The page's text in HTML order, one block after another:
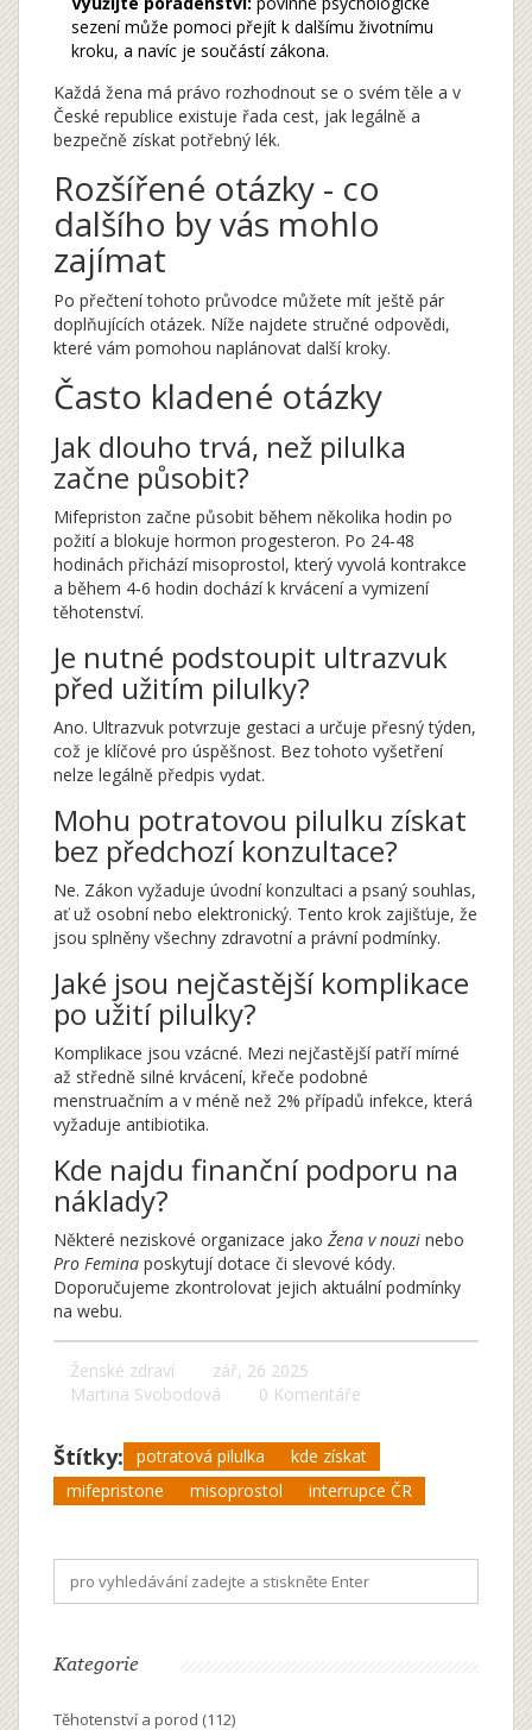
sezení může pomoci přejít k dalšímu životnímu
kroku, a navíc je součástí zákona.
Každá žena má právo rozhodnout se o svém těle a v
České republice existuje řada cest, jak legálně a
bezpečně získat potřebný lék.
Rozšířené otázky - co
dalšího by vás mohlo
zajímat
Po přečtení tohoto průvodce můžete mít ještě pár
doplňujících otázek. Níže najdete stručné odpovědi,
které vám pomohou naplánovat další kroky.
Často kladené otázky
Jak dlouho trvá, než pilulka
začne působit?
Mifepriston začne působit během několika hodin po
požití a blokuje hormon progesteron. Po 24‑48
hodinách přichází misoprostol, který vyvolá kontrakce
a během 4‑6 hodin dochází k krvácení a vymizení
těhotenství.
Je nutné podstoupit ultrazvuk
před užitím pilulky?
Ano. Ultrazvuk potvrzuje gestaci a určuje přesný týden,
což je klíčové pro úspěšnost. Bez tohoto vyšetření
nelze legálně předpis vydat.
Mohu potratovou pilulku získat
bez předchozí konzultace?
Ne. Zákon vyžaduje úvodní konzultaci a psaný souhlas,
ať už osobní nebo elektronický. Tento krok zajišťuje, že
jsou splněny všechny zdravotní a právní podmínky.
Jaké jsou nejčastější komplikace
po užití pilulky?
Komplikace jsou vzácné. Mezi nejčastější patří mírné
až středně silné krvácení, křeče podobné
menstruačním a v méně než 2% případů infekce, která
vyžaduje antibiotika.
Kde najdu finanční podporu na
náklady?
Některé neziskové organizace jako Žena v nouzi nebo
Pro Femina poskytují dotace či slevové kódy.
Doporučujeme zkontrolovat jejich aktuální podmínky
na webu.
Ženské zdraví
zář, 26 2025
Martina Svobodová
0 Komentáře
Štítky: potratová pilulka
kde získat
mifepristone
misoprostol interrupce ČR
Kategorie
Těhotenství a porod (112)